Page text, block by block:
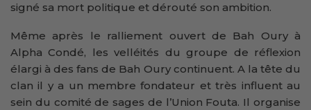
signé sa mort politique et dérouté son ambition.
Même après le ralliement ouvert de Bah Oury à
Alpha Condé, les velléités du groupe de réflexion
élargi à des fans de Bah Oury continuent. A la tête du
clan il y a un membre fondateur et très influent au
sein du comité de sages de l’Union Fouta. Il organise